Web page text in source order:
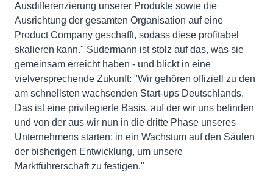
Ausdifferenzierung unserer Produkte sowie die
Ausrichtung der gesamten Organisation auf eine
Product Company geschafft, sodass diese profitabel
skalieren kann." Sudermann ist stolz auf das, was sie
gemeinsam erreicht haben - und blickt in eine
vielversprechende Zukunft: "Wir gehören offiziell zu den
am schnellsten wachsenden Start-ups Deutschlands.
Das ist eine privilegierte Basis, auf der wir uns befinden
und von der aus wir nun in die dritte Phase unseres
Unternehmens starten: in ein Wachstum auf den Säulen
der bisherigen Entwicklung, um unsere
Marktführerschaft zu festigen."